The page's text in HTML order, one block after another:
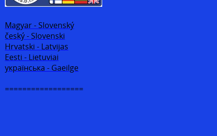
Magyar - Slovenský
český - Slovenski
Hrvatski - Latvijas
Eesti - Lietuviai
українська - Gaeilge
==================